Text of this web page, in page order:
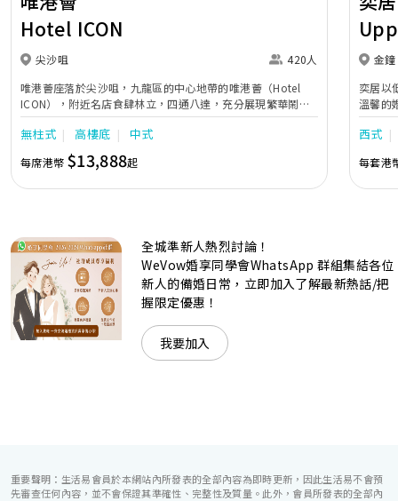
Hotel ICON
尖沙咀
420人
唯港薈座落於尖沙咀，九龍區的中心地帶的唯港薈（Hotel
ICON），附近名店食肆林立，四通八達，充分展現繁華鬧巿
中的活力個性，成為一眾準新人舉辦婚宴的熱門之選。專業團
隊由策劃統籌至所有婚宴每個細節，唯港薈都力臻完美，保證
讓您留下獨特的醉人回憶。 擁有時尚高樓頂的Silverbox宴會
廳，配置了全套先進的視聽影音及燈光設備配套，並採用極富
現代時尚感的水晶玻璃燈，演繹出與別不同的經典神韻。不論
準新人的個性及預算﹔保證為您打造夢寐以求的特別日子，令
賓客永誌難忘！
無柱式 高樓底 中式
每席港幣 $13,888起
金鐘
奕居以
溫馨的
團隊會
西式
每套港
全城準新人熱烈討論！
WeVow婚享同學會WhatsApp 群組集結各位
新人的備婚日常，立即加入了解最新熱話/把
握限定優惠！
我要加入
重要聲明：生活易會員於本網站內所發表的全部內容為即時更新，因此生活易不會預
先審查任何內容，並不會保證其準確性、完整性及質量。此外，會員所發表的全部內